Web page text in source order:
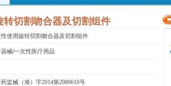
转切割吻合器及切割组件
使用旋转切割吻合器及切割组件
器械/一次性医疗用品
监械（准）字2014第2080610号